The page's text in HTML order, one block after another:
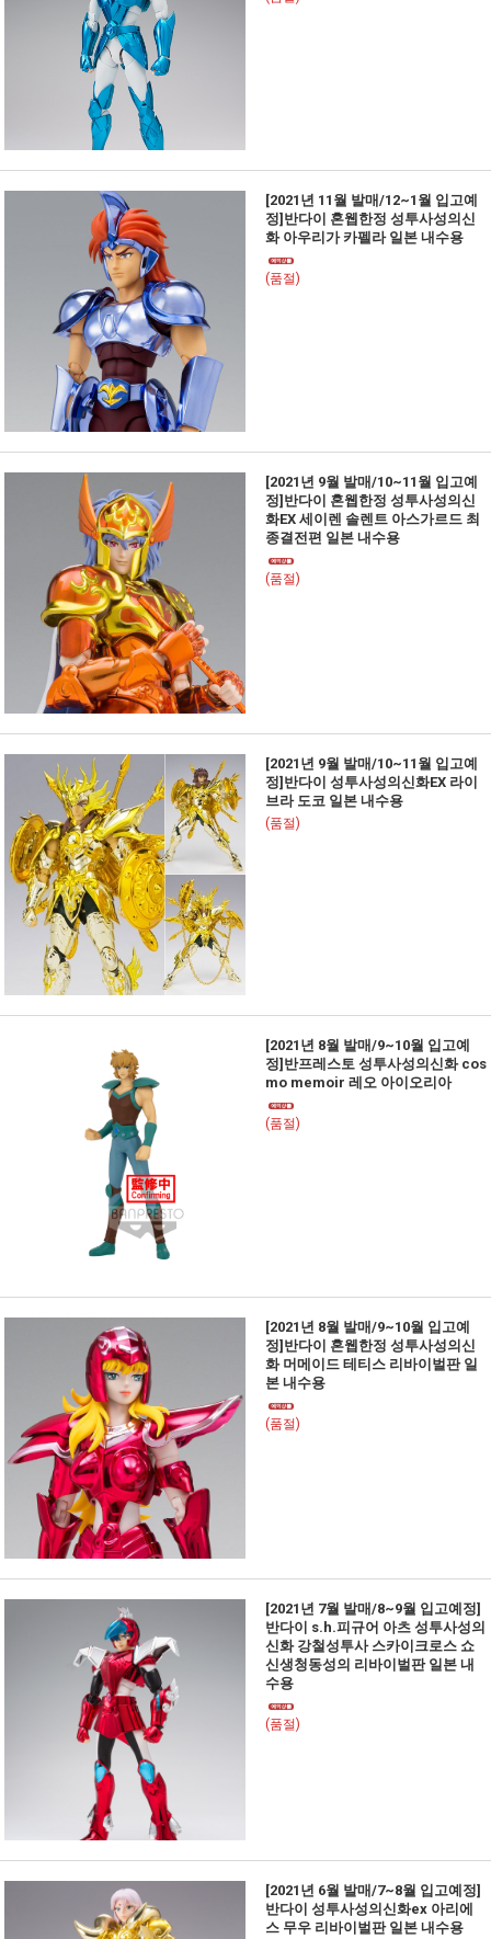
[2021년 11월 발매/12~1월 입고예
정]반다이 혼웹한정 성투사성의신
화 아우리가 카펠라 일본 내수용
(품절)
[2021년 9월 발매/10~11월 입고예
정]반다이 혼웹한정 성투사성의신
화EX 세이렌 솔렌트 아스가르드 최
종결전편 일본 내수용
(품절)
[2021년 9월 발매/10~11월 입고예
정]반다이 성투사성의신화EX 라이
브라 도코 일본 내수용
(품절)
[2021년 8월 발매/9~10월 입고예
정]반프레스토 성투사성의신화 cos
mo memoir 레오 아이오리아
(품절)
[2021년 8월 발매/9~10월 입고예
정]반다이 혼웹한정 성투사성의신
화 머메이드 테티스 리바이벌판 일
본 내수용
(품절)
[2021년 7월 발매/8~9월 입고예정]
반다이 s.h.피규어 아츠 성투사성의
신화 강철성투사 스카이크로스 쇼
신생청동성의 리바이벌판 일본 내
수용
(품절)
[2021년 6월 발매/7~8월 입고예정]
반다이 성투사성의신화ex 아리에
스 무우 리바이벌판 일본 내수용